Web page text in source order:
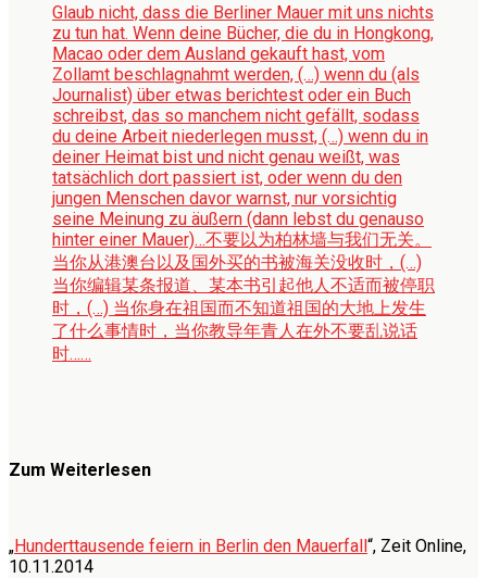
Glaub nicht, dass die Berliner Mauer mit uns nichts
zu tun hat. Wenn deine Bücher, die du in Hongkong,
Macao oder dem Ausland gekauft hast, vom
Zollamt beschlagnahmt werden, (…) wenn du (als
Journalist) über etwas berichtest oder ein Buch
schreibst, das so manchem nicht gefällt, sodass
du deine Arbeit niederlegen musst, (…) wenn du in
deiner Heimat bist und nicht genau weißt, was
tatsächlich dort passiert ist, oder wenn du den
jungen Menschen davor warnst, nur vorsichtig
seine Meinung zu äußern (dann lebst du genauso
hinter einer Mauer)…不要以为柏林墙与我们无关。
当你从港澳台以及国外买的书被海关没收时，(…)
当你编辑某条报道、某本书引起他人不适而被停职
时，(…) 当你身在祖国而不知道祖国的大地上发生
了什么事情时，当你教导年青人在外不要乱说话
时……
Zum Weiterlesen
„Hunderttausende feiern in Berlin den Mauerfall“, Zeit Online,
10.11.2014